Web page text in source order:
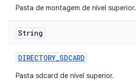
Pasta de montagem de nível superior.
String
DIRECTORY_SDCARD
Pasta sdcard de nível superior.